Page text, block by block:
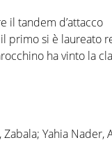
il tandem d’attacco
primo si è laureato
ha vinto la
Zabala; Yahia Nader,